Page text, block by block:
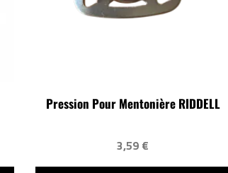
Pression Pour Mentonière RIDDELL
3,59 €